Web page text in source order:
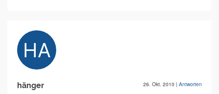
hänger 26. Okt. 2010 | Antworten